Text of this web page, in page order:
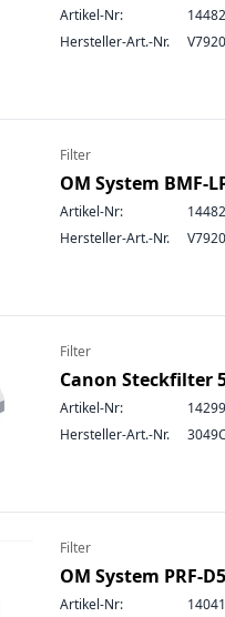
Artikel-Nr:
Hersteller-Art.-Nr.
Filter
OM System BMF-
Artikel-Nr:
Hersteller-Art.-Nr.
Filter
Canon Steckfilter
Artikel-Nr:
Hersteller-Art.-Nr.
Filter
OM System PRF-
Artikel-Nr: